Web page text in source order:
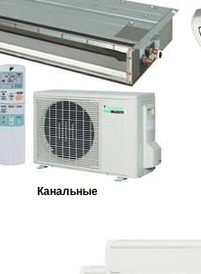
Канальные